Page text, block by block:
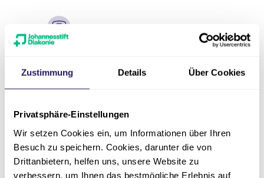
Zustimmung Details Über Cookies
Privatsphäre-Einstellungen
Wir setzen Cookies ein, um Informationen über Ihren
Besuch zu speichern. Cookies, darunter die von
Drittanbietern, helfen uns, unsere Website zu
verbessern, um Ihnen das bestmögliche Erlebnis auf